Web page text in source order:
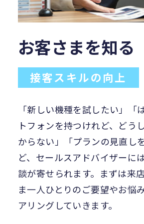
お客さまを知る
接客スキルの向上
「新しい機種を試したい」「
トフォンを持つけれど、どう
からない」「プランの見直し
ど、セールスアドバイザーに
談が寄せられます。まずは来
ま一人ひとりのご要望やお悩
アリングしていきます。